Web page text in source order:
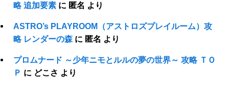
略 追加要素に 匿名 より
ASTRO’s PLAYROOM（アストロズプレイルーム）攻
略 レンダーの森に 匿名 より
プロムナード ～少年ニモとルルの夢の世界～ 攻略 ＴＯ
Ｐ に どこさ より